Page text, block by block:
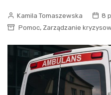
Kamila Tomaszewska
8
Pomoc, Zarządzanie